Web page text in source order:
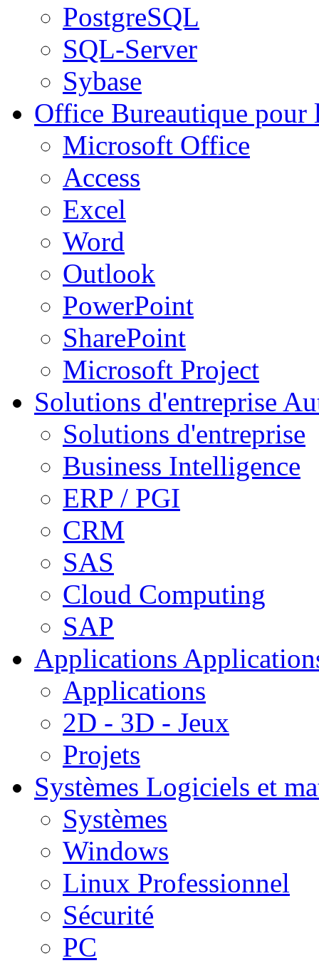
PostgreSQL
SQL-Server
Sybase
Office Bureautique pour
Microsoft Office
Access
Excel
Word
Outlook
PowerPoint
SharePoint
Microsoft Project
Solutions d'entreprise
Solutions d'entreprise
Business Intelligence
ERP / PGI
CRM
SAS
Cloud Computing
SAP
Applications
Applications
2D - 3D - Jeux
Projets
Systèmes Logiciels et
Systèmes
Windows
Linux Professionnel
Sécurité
PC